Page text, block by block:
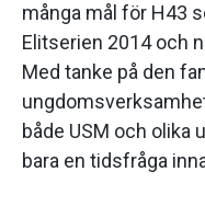
många mål för H43
Elitserien 2014 och
Med tanke på den
både USM och olika
bara en tidsfråga